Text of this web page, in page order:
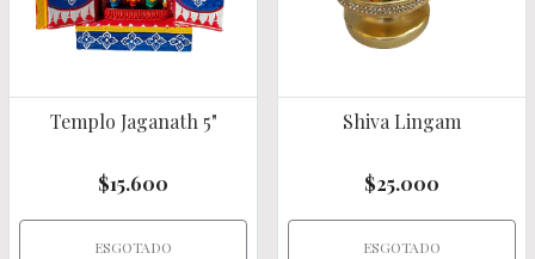
Templo Jaganath 5"
$15.600
ESGOTADO
Shiva Lingam
$25.000
ESGOTADO